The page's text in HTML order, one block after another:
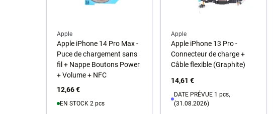
Apple
Apple iPhone 14 Pro Max -
Puce de chargement sans
fil + Nappe Boutons Power
+ Volume + NFC
12,66 €
EN STOCK 2 pcs
Apple
Apple iPhone 13 Pro -
Connecteur de charge +
Câble flexible (Graphite)
14,61 €
DATE PRÉVUE 1 pcs,
(31.08.2026)